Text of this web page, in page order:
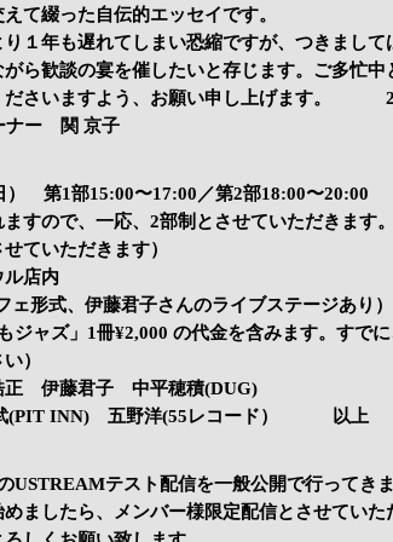
て綴った自伝的エッセイです。
１年も遅れてしまい恐縮ですが、つきまして
ら歓談の宴を催したいと存じます。ご多忙中
ださいますよう、お願い申し上げます。
ナー 関 京子
） 第1部15:00〜17:00／第2部18:00〜20:00
ますので、一応、2部制とさせていただきます
ていただきます）
ル店内
ェ形式、伊藤君子さんのライブステージあり）
ジャズ」1冊¥2,000 の代金を含みます。すで
）
正 伊藤君子 中平穂積(DUG)
(PIT INN) 五野洋(55レコード） 以上
USTREAMテスト配信を一般公開で行ってき
ましたら、メンバー様限定配信とさせていた